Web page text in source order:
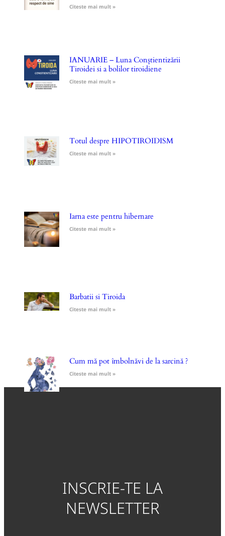
Citeste mai mult »
IANUARIE – Luna Conștientizării
Tiroidei si a bolilor tiroidiene
Citeste mai mult »
Totul despre HIPOTIROIDISM
Citeste mai mult »
Iarna este pentru hibernare
Citeste mai mult »
Barbatii si Tiroida
Citeste mai mult »
Cum mă pot îmbolnăvi de la sarcină ?
Citeste mai mult »
INSCRIE-TE LA
NEWSLETTER